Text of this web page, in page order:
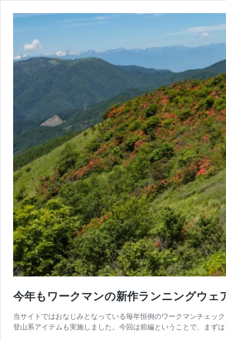
今年もワークマンの新作ランニングウ
当サイトではおなじみとなっている毎年恒例のワークマンチェッ
登山系アイテムも実施しました。今回は前編ということで、まず